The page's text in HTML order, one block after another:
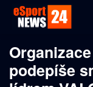
podepíše